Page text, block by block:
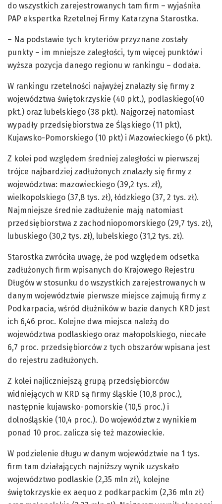
do wszystkich zarejestrowanych tam firm – wyjaśniła
PAP ekspertka Rzetelnej Firmy Katarzyna Starostka.
– Na podstawie tych kryteriów przyznane zostały
punkty – im mniejsze zaległości, tym więcej punktów i
wyższa pozycja danego regionu w rankingu – dodała.
W rankingu rzetelności najwyżej znalazły się firmy z
województwa świętokrzyskie (40 pkt.), podlaskiego(40
pkt.) oraz lubelskiego (38 pkt). Najgorzej natomiast
wypadły przedsiębiorstwa ze Śląskiego (11 pkt),
Kujawsko-Pomorskiego (10 pkt) i Mazowieckiego (6 pkt).
Z kolei pod względem średniej zaległości w pierwszej
trójce najbardziej zadłużonych znalazły się firmy z
województwa: mazowieckiego (39,2 tys. zł),
wielkopolskiego (37,8 tys. zł), łódzkiego (37, 2 tys. zł).
Najmniejsze średnie zadłużenie mają natomiast
przedsiębiorstwa z zachodniopomorskiego (29,7 tys. zł),
lubuskiego (30,2 tys. zł), lubelskiego (31,2 tys. zł).
Starostka zwróciła uwagę, że pod względem odsetka
zadłużonych firm wpisanych do Krajowego Rejestru
Długów w stosunku do wszystkich zarejestrowanych w
danym województwie pierwsze miejsce zajmują firmy z
Podkarpacia, wśród dłużników w bazie danych KRD jest
ich 6,46 proc. Kolejne dwa miejsca należą do
województwa podlaskiego oraz małopolskiego, niecałe
6,7 proc. przedsiębiorców z tych obszarów wpisana jest
do rejestru zadłużonych.
Z kolei najliczniejszą grupą przedsiębiorców
widniejących w KRD są firmy śląskie (10,8 proc.),
następnie kujawsko-pomorskie (10,5 proc.) i
dolnośląskie (10,4 proc.). Do województw z wynikiem
ponad 10 proc. zalicza się też mazowieckie.
W podzielenie długu w danym województwie na 1 tys.
firm tam działających najniższy wynik uzyskało
województwo podlaskie (2,35 mln zł), kolejne
świętokrzyskie ex aequo z podkarpackim (2,36 mln zł)